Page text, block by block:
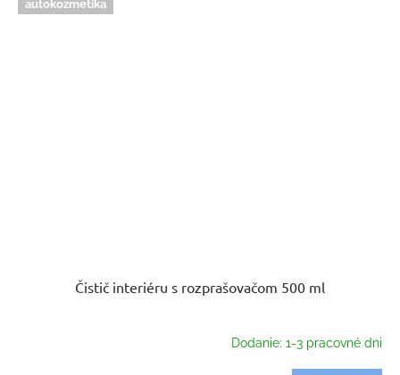
autokozmetika
Čistič interiéru s rozprašovačom 500 ml
Dodanie: 1-3 pracovné dni